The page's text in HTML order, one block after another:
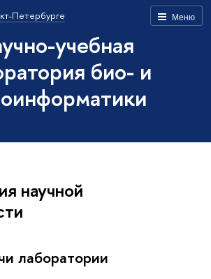
Меню
Петербурге
учебная
био- и
научной
лаборатории